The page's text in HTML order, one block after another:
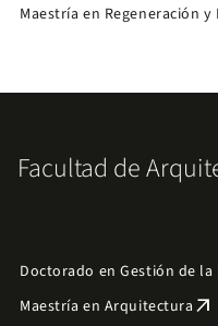
Maestría en Regeneración
Facultad de
Doctorado en Gestión de
Maestría en Arquitectura arrow_outward